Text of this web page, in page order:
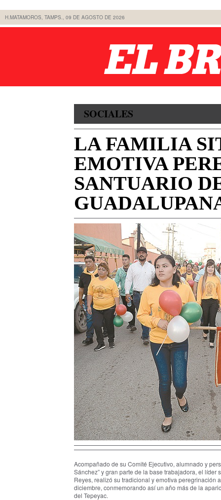
H.MATAMOROS, TAMPS., 09 DE AGOSTO DE 2026
SOCIALES
LA FAMILIA
EMOTIVA
SANTUARIO
Acompañado de su Comité Ejecutivo, alumnado y
Sánchez” y gran parte de la base trabajadora, el líder
Reyes, realizó su tradicional y emotiva peregrinación
diciembre, conmemorando así un año más de la
del Tepeyac.